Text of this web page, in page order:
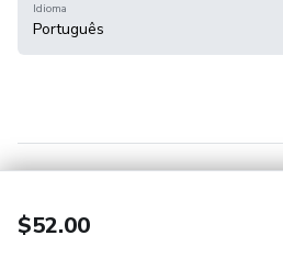
$52.00
Idioma
Português